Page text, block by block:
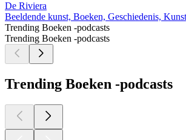
De Riviera
Beeldende kunst, Boeken, Geschiedenis,
Trending Boeken -podcasts
Trending Boeken -podcasts
Trending Boeken -podcasts